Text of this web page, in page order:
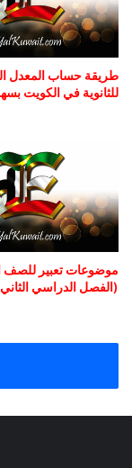
طريقة حساب المعدل
للثانوية في الكويت
موضوعات تعبير للصف
(الفصل الدراسي